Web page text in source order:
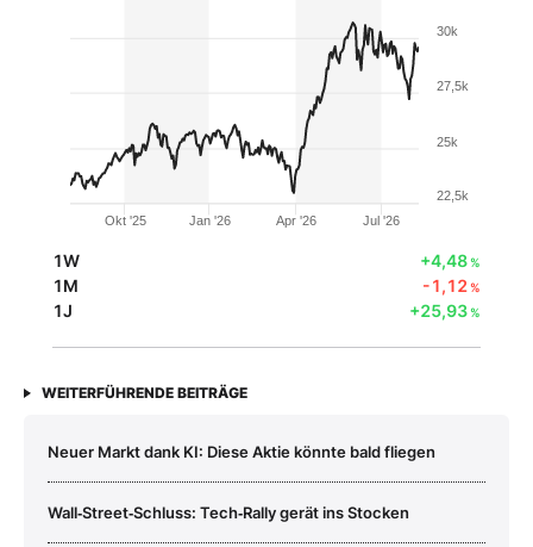
Okt '25 Jan '26 Apr '26 Jul '26
22,5k
25k
27,5k
30k
1W +4,48%
1M -1,12%
1J +25,93%
WEITERFÜHRENDE BEITRÄGE
Neuer Markt dank KI: Diese Aktie könnte bald fliegen
Wall‑Street‑Schluss: Tech‑Rally gerät ins Stocken